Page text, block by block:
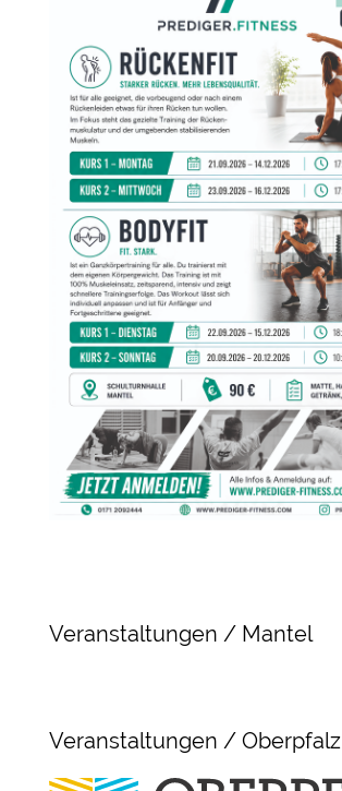
Veranstaltungen / Mantel
Veranstaltungen / Oberpfalz